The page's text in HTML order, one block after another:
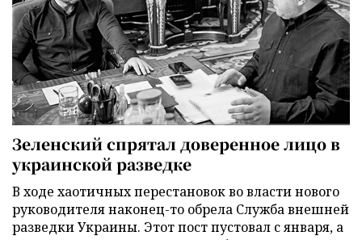
Зеленский спрятал доверенное лицо в
украинской разведке
В ходе хаотичных перестановок во власти нового
руководителя наконец-то обрела Служба внешней
разведки Украины. Этот пост пустовал с января, а